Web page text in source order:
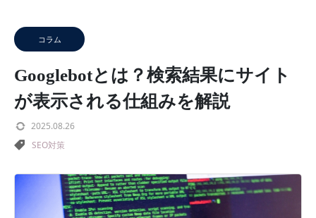
コラム
Googlebotとは？検索結果にサイト
が表示される仕組みを解説
2025.08.26
SEO対策